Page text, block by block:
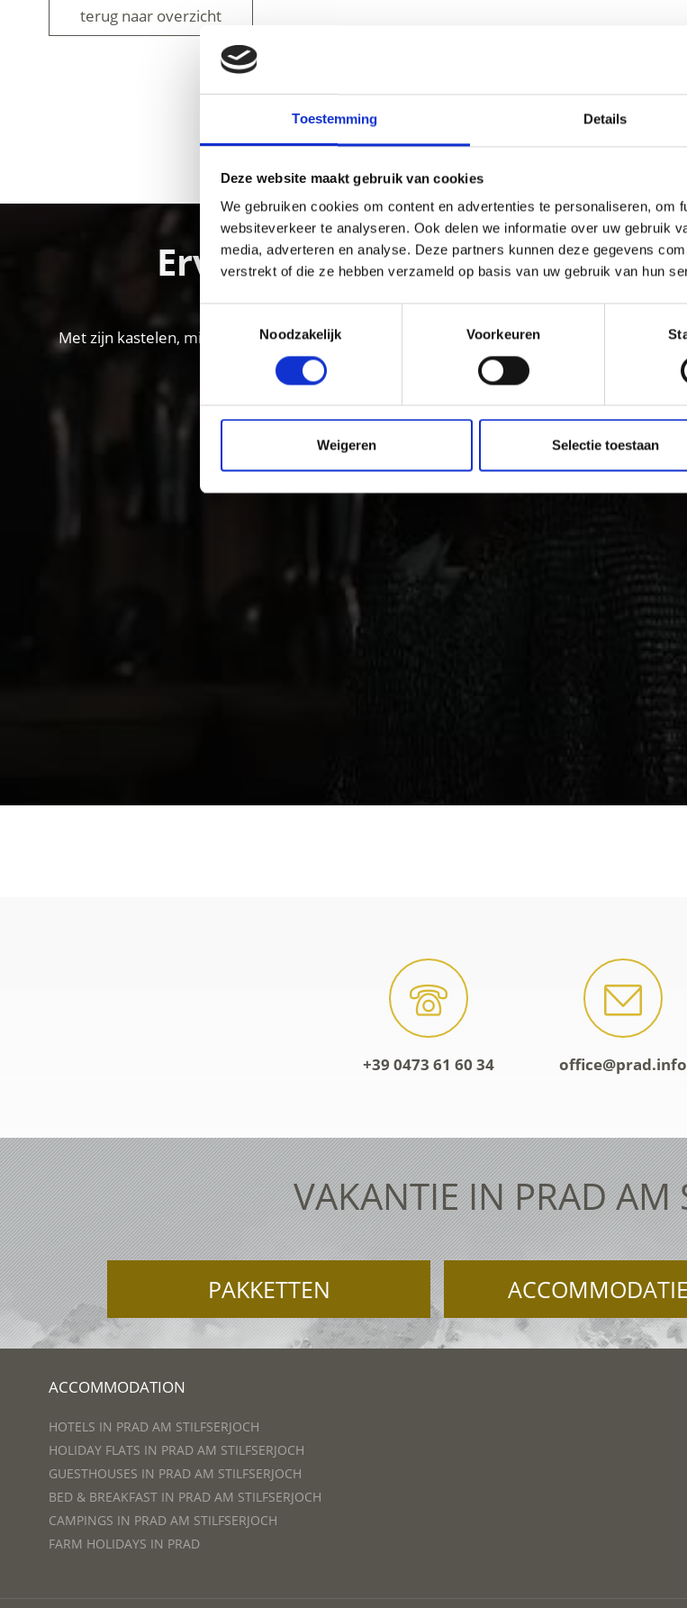
Toestemming Details
Deze website maakt gebruik van cookies
We gebruiken cookies om content en advertenties te personaliseren, om
websiteverkeer te analyseren. Ook delen we informatie over uw gebruik
media, adverteren en analyse. Deze partners kunnen deze gegevens
verstrekt of die ze hebben verzameld op basis van uw gebruik van hun
Noodzakelijk
Voorkeuren
Weigeren Selectie toestaan
terug naar overzicht
WAS DE INHOUD NUTTIG VOOR U?
Ervaar de cultuur en
Met zijn kastelen, middeleeuwse klooster- en stadsmuren en levendige tradities is het
vakantie plezier en cultuur
+39 0473 61 60 34 office@prad.info
VAKANTIE IN PRAD AM
PAKKETTEN
ACCOMMODATION
HOTELS IN PRAD AM STILFSERJOCH
HOLIDAY FLATS IN PRAD AM STILFSERJOCH
GUESTHOUSES IN PRAD AM STILFSERJOCH
BED & BREAKFAST IN PRAD AM STILFSERJOCH
CAMPINGS IN PRAD AM STILFSERJOCH
FARM HOLIDAYS IN PRAD